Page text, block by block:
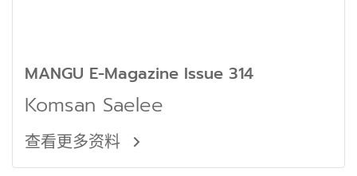
MANGU E-Magazine Issue 314
Komsan Saelee
查看更多资料